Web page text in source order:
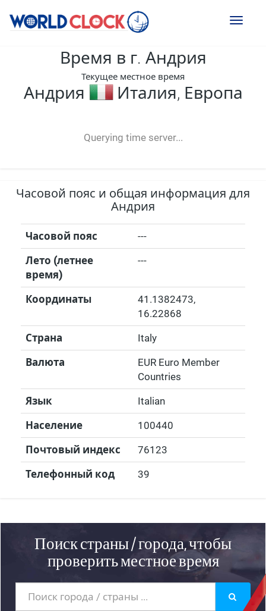
Toggle
Время в г. Андрия
Текущее местное время
Андрия Италия, Европа
Querying time server...
-- ---- ----
Часовой пояс и общая информация для
Андрия
Часовой пояс ---
Лето (летнее
время)
---
Координаты 41.1382473,
16.22868
Страна Italy
Валюта
EUR Euro Member
Countries
Язык Italian
Население 100440
Почтовый индекс 76123
Телефонный код 39
Поиск страны / города, чтобы
проверить местное время